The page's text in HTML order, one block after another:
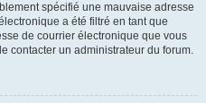
spécifié une mauvaise adresse
a été filtré en tant que
de courrier électronique que vous
contacter un administrateur du forum.